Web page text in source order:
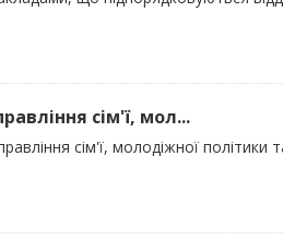
сім'ї, мол...
сім'ї, молодіжної політики